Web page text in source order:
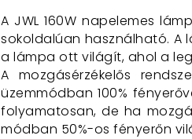
A JWL 160W napelemes
sokoldalúan használható. A
a lámpa ott világít, ahol a
A mozgásérzékelős
üzemmódban 100%
folyamatosan, de ha
módban 50%-os fényerőn